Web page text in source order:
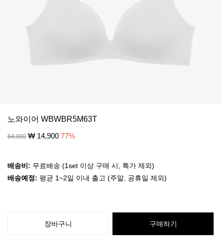
노와이어 WBWBR5M63T
64,000 ₩ 14,900 77%
배송비: 무료배송 (1set 이상 구매 시, 특가 제외)
배송예정: 평균 1~2일 이내 출고 (주말, 공휴일 제외)
장바구니 구매하기